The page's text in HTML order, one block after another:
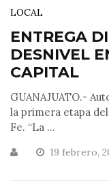
LOCAL
ENTREGA
DESNIVEL
CAPITAL
GUANAJUATO.-
la primera etapa
Fe. “La ...
19 febrero,